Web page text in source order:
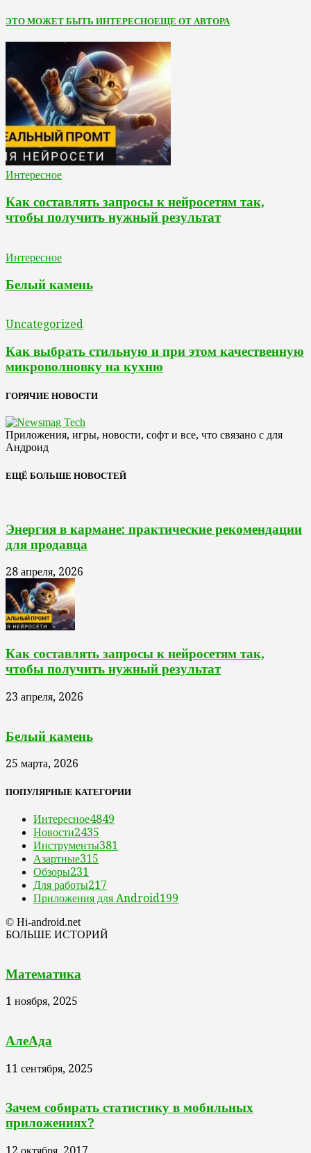
ЭТО МОЖЕТ БЫТЬ ИНТЕРЕСНОЕЩЕ ОТ АВТОРА
Интересное
Как составлять запросы к нейросетям так,
чтобы получить нужный результат
Интересное
Белый камень
Uncategorized
Как выбрать стильную и при этом качественную
микроволновку на кухню
ГОРЯЧИЕ НОВОСТИ
Приложения, игры, новости, софт и все, что связано с для
Андроид
ЕЩЁ БОЛЬШЕ НОВОСТЕЙ
Энергия в кармане: практические рекомендации
для продавца
28 апреля, 2026
Как составлять запросы к нейросетям так,
чтобы получить нужный результат
23 апреля, 2026
Белый камень
25 марта, 2026
ПОПУЛЯРНЫЕ КАТЕГОРИИ
Интересное4849
Новости2435
Инструменты381
Азартные315
Обзоры231
Для работы217
Приложения для Android199
© Hi-android.net
БОЛЬШЕ ИСТОРИЙ
Математика
1 ноября, 2025
АлеАда
11 сентября, 2025
Зачем собирать статистику в мобильных
приложениях?